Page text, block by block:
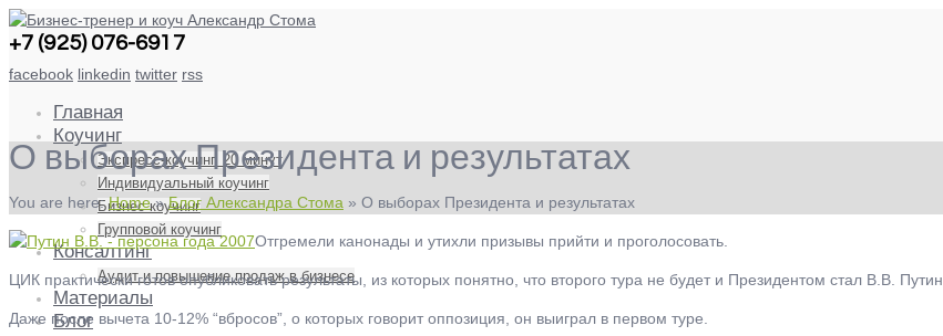
+7 (925) 076-6917
facebook linkedin twitter rss
Главная
Коучинг
Экспресс-коучинг. 20 минут
Индивидуальный коучинг
Бизнес коучинг
Групповой коучинг
Консалтинг
Аудит и повышение продаж в бизнесе
Материалы
Блог
О выборах Президента и результатах
You are here:Home » Блог Александра Стома » О выборах Президента и результатах
Отгремели канонады и утихли призывы прийти и проголосовать.
ЦИК практически готов опубликовать результаты, из которых понятно, что второго тура не будет и Президентом стал В.В. Путин.
Даже после вычета 10-12% “вбросов”, о которых говорит оппозиция, он выиграл в первом туре.